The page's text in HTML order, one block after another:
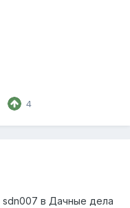
4
sdn007 в Дачные дела